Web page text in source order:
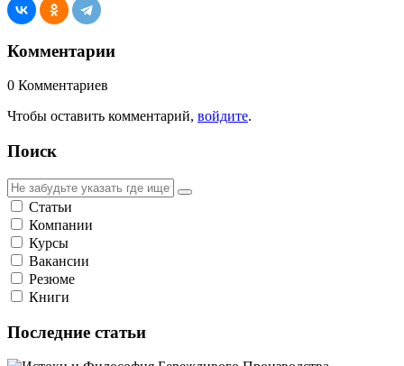
Комментарии
0 Комментариев
Чтобы оставить комментарий, войдите.
Поиск
Статьи
Компании
Курсы
Вакансии
Резюме
Книги
Последние статьи